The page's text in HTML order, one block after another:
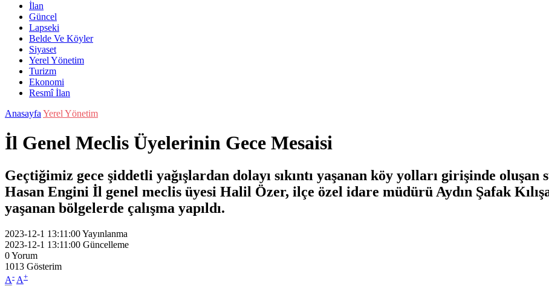
İlan
Güncel
Lapseki
Belde Ve Köyler
Siyaset
Yerel Yönetim
Turizm
Ekonomi
Resmî İlan
Anasayfa Yerel Yönetim
İl Genel Meclis Üyelerinin Gece Mesaisi
Geçtiğimiz gece şiddetli yağışlardan dolayı sıkıntı yaşanan köy yolları girişinde
Hasan Engini İl genel meclis üyesi Halil Özer, ilçe özel idare müdürü Aydın Şafak
yaşanan bölgelerde çalışma yapıldı.
2023-12-1 13:11:00Yayınlanma
2023-12-1 13:11:00 Güncelleme
0Yorum
1013 Gösterim
A- A+